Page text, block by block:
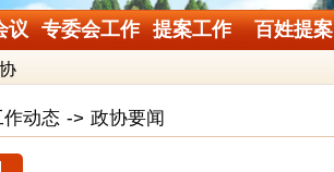
议 专委会工作 提案工作 百姓提案
作动态 -> 政协要闻